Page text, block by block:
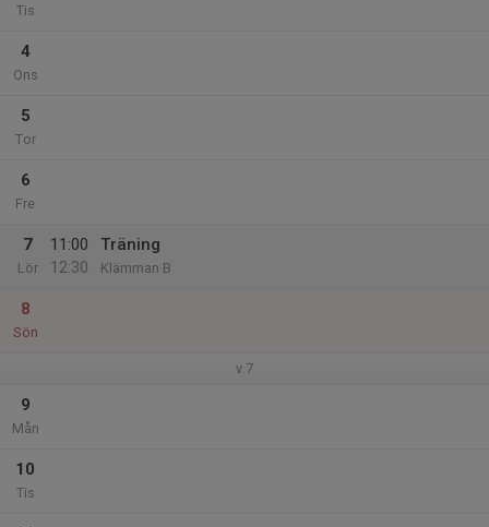
Tis
4
Ons
5
Tor
6
Fre
7
Lör
11:00
12:30
Träning
Klämman B
8
Sön
v.7
9
Mån
10
Tis